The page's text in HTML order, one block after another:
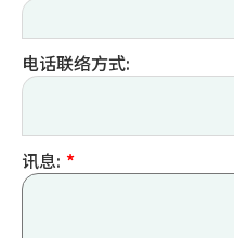
电话联络方式:
讯息: *